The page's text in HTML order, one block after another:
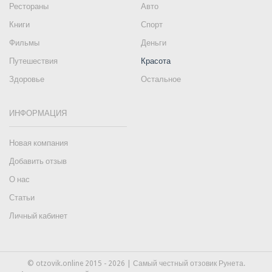
Рестораны
Авто
Книги
Спорт
Фильмы
Деньги
Путешествия
Красота
Здоровье
Остальное
ИНФОРМАЦИЯ
Новая компания
Добавить отзыв
О нас
Статьи
Личный кабинет
© otzovik.online 2015 - 2026 | Самый честный отзовик Рунета.